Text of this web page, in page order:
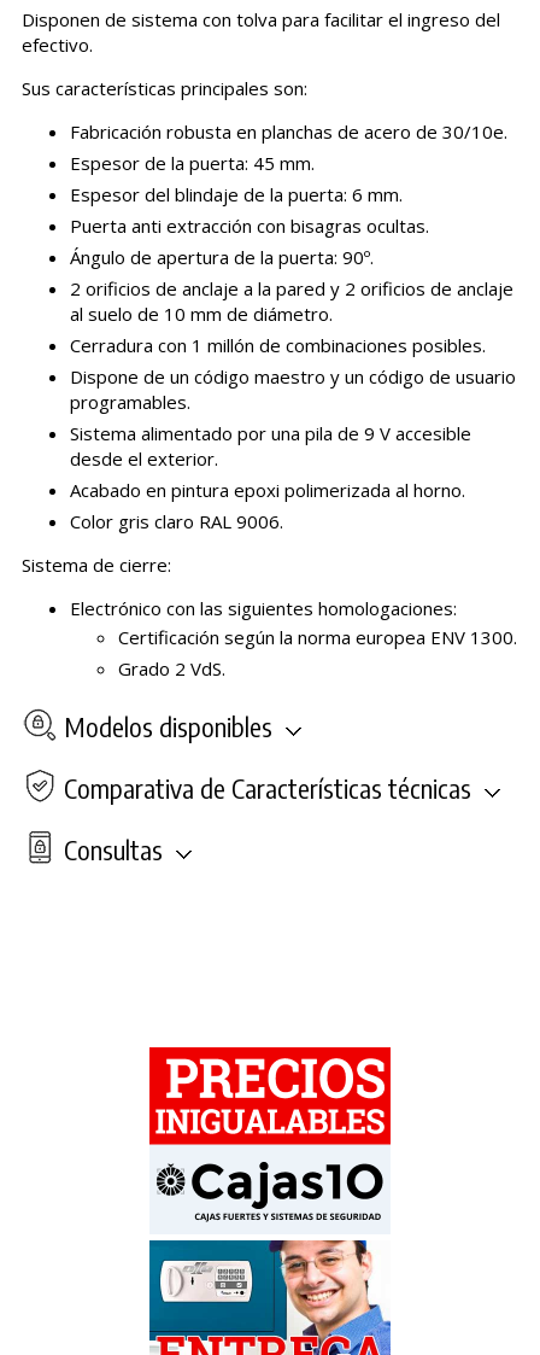
Disponen de sistema con tolva para facilitar el ingreso del
efectivo.
Sus características principales son:
Fabricación robusta en planchas de acero de 30/10e.
Espesor de la puerta: 45 mm.
Espesor del blindaje de la puerta: 6 mm.
Puerta anti extracción con bisagras ocultas.
Ángulo de apertura de la puerta: 90º.
2 orificios de anclaje a la pared y 2 orificios de anclaje
al suelo de 10 mm de diámetro.
Cerradura con 1 millón de combinaciones posibles.
Dispone de un código maestro y un código de usuario
programables.
Sistema alimentado por una pila de 9 V accesible
desde el exterior.
Acabado en pintura epoxi polimerizada al horno.
Color gris claro RAL 9006.
Sistema de cierre:
Electrónico con las siguientes homologaciones:
Certificación según la norma europea ENV 1300.
Grado 2 VdS.
Modelos disponibles
Comparativa de Características técnicas
Consultas